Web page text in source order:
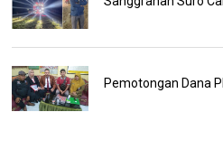
Pemotongan Dana